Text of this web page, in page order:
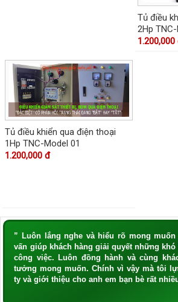
Tủ điều
2Hp
1.200,000
Tủ điều khiển qua điện thoại
1Hp TNC-Model 01
1.200,000 đ
” Luôn lắng nghe và hiểu rõ mong
vấn giúp khách hàng giải quyết những khó
công việc. Luôn đồng hành và cùng
tưởng mong muốn. Chính vì vậy mà tôi
ty và giới thiệu cho anh em bạn bè rất